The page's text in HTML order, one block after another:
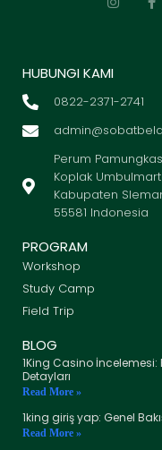
HUBUNGI KAMI
0822-2371-2741
Perum
Koplak
Kabupaten
55581 Indonesia
PROGRAM
Workshop
Study Camp
Field Trip
BLOG
1King Casino İncelemesi:
Detayları
Read More »
1king giriş yap: Genel
Read More »